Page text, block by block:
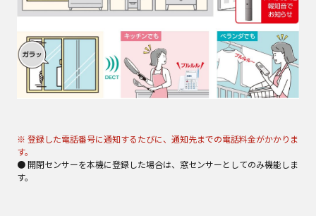
※ 登録した電話番号に通知するたびに、通知先までの電話料金がかかりま
す。
● 開閉センサーを本機に登録した場合は、窓センサーとしてのみ機能しま
す。